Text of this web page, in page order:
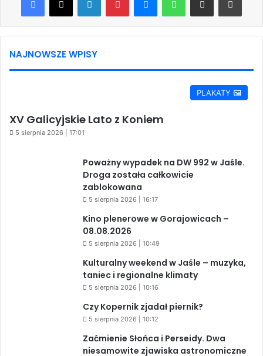
NAJNOWSZE WPISY
PLAKATY 🖼️
XV Galicyjskie Lato z Koniem
5 sierpnia 2026 | 17:01
Poważny wypadek na DW 992 w Jaśle.
Droga została całkowicie
zablokowana
5 sierpnia 2026 | 16:17
Kino plenerowe w Gorajowicach –
08.08.2026
5 sierpnia 2026 | 10:49
Kulturalny weekend w Jaśle – muzyka,
taniec i regionalne klimaty
5 sierpnia 2026 | 10:16
Czy Kopernik zjadał piernik?
5 sierpnia 2026 | 10:12
Zaćmienie Słońca i Perseidy. Dwa
niesamowite zjawiska astronomiczne